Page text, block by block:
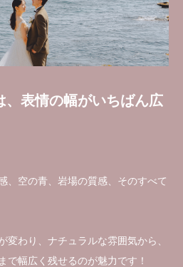
、表情の幅がいちばん広
、空の青、岩場の質感、そのすべて
変わり、ナチュラルな雰囲気から、
で幅広く残せるのが魅力です！